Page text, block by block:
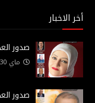
أخر الاخبار
صدور العدد 183 لصحيفة الحدث
ماي 30, 2026
صدور العدد 182 لصحيفة الحدث